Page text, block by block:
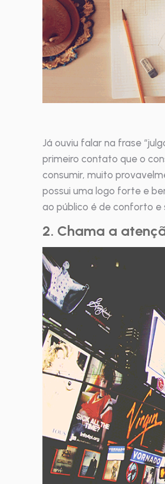
Já ouviu falar na frase
primeiro contato que o
consumir, muito
possui uma logo forte e
ao público é de conforto e
2. Chama a